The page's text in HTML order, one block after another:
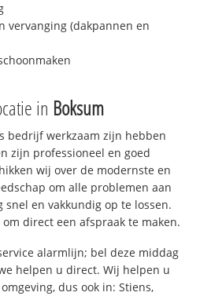
vervanging (dakpannen en
in Boksum
bedrijf werkzaam zijn hebben
zijn professioneel en goed
wij over de modernste en
om alle problemen aan
en vakkundig op te lossen.
direct een afspraak te maken.
alarmlijn; bel deze middag
helpen u direct. Wij helpen u
dus ook in: Stiens,